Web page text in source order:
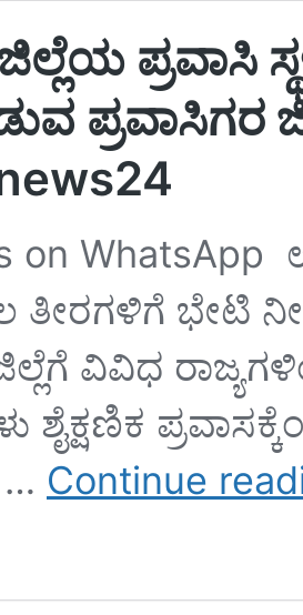
ಪ್ರವಾಸಿ
ಪ್ರವಾಸಿಗರ
on WhatsApp
ತೀರಗಳಿಗೆ ಭೇಟಿ
ವಿವಿಧ
ಶೈಕ್ಷಣಿಕ
… Continue